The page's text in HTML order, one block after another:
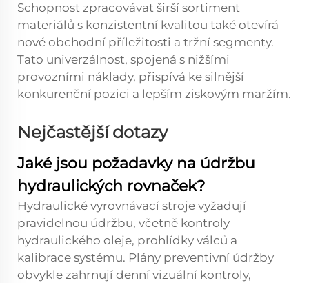
Schopnost zpracovávat širší sortiment
materiálů s konzistentní kvalitou také otevírá
nové obchodní příležitosti a tržní segmenty.
Tato univerzálnost, spojená s nižšími
provozními náklady, přispívá ke silnější
konkurenční pozici a lepším ziskovým maržím.
Nejčastější dotazy
Jaké jsou požadavky na údržbu
hydraulických rovnaček?
Hydraulické vyrovnávací stroje vyžadují
pravidelnou údržbu, včetně kontroly
hydraulického oleje, prohlídky válců a
kalibrace systému. Plány preventivní údržby
obvykle zahrnují denní vizuální kontroly,